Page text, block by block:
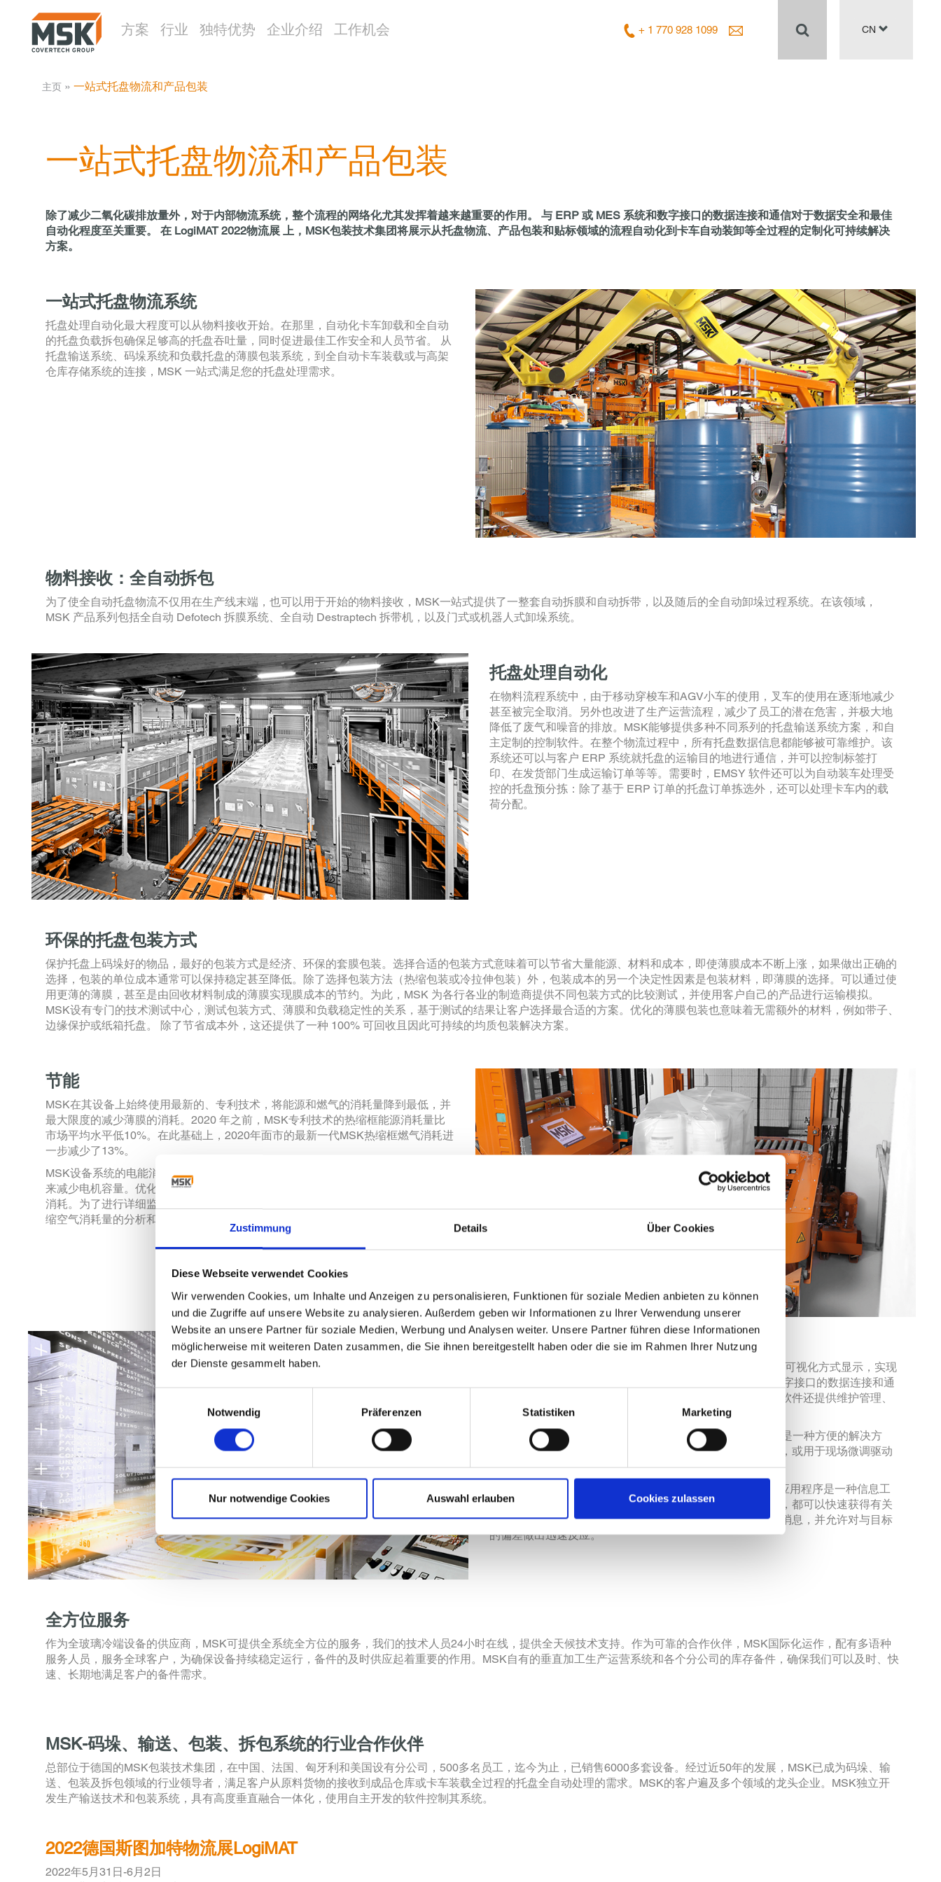
Zustimmung Details Über Cookies
Diese Webseite verwendet Cookies
Wir verwenden Cookies, um Inhalte und Anzeigen zu personalisieren, Funktionen für soziale Medien anbieten zu können
und die Zugriffe auf unsere Website zu analysieren. Außerdem geben wir Informationen zu Ihrer Verwendung unserer
Website an unsere Partner für soziale Medien, Werbung und Analysen weiter. Unsere Partner führen diese Informationen
möglicherweise mit weiteren Daten zusammen, die Sie ihnen bereitgestellt haben oder die sie im Rahmen Ihrer Nutzung
der Dienste gesammelt haben.
Einwilligungsauswahl
Notwendig
Präferenzen Statistiken Marketing
Nur notwendige Cookies Auswahl erlauben Cookies zulassen
方案 行业 独特优势 企业介绍 工作机会 + 1 770 928 1099 CN
主页­ » ­ 一站式托盘物流和产品包装
一站式托盘物流和产品包装
除了减少二氧化碳排放量外，对于内部物流系统，整个流程的网络化尤其发挥着越来越重要的作用。 与 ERP 或 MES 系统和数字接口的数据连接和通信对于数据安全和最佳
自动化程度至关重要。 在 LogiMAT 2022物流展 上，MSK包装技术集团将展示从托盘物流、产品包装和贴标领域的流程自动化到卡车自动装卸等全过程的定制化可持续解决
方案。
一站式托盘物流系统
托盘处理自动化最大程度可以从物料接收开始。在那里，自动化卡车卸载和全自动
的托盘负载拆包确保足够高的托盘吞吐量，同时促进最佳工作安全和人员节省。 从
托盘输送系统、码垛系统和负载托盘的薄膜包装系统，到全自动卡车装载或与高架
仓库存储系统的连接，MSK 一站式满足您的托盘处理需求。
物料接收：全自动拆包
为了使全自动托盘物流不仅用在生产线末端，也可以用于开始的物料接收，MSK一站式提供了一整套自动拆膜和自动拆带，以及随后的全自动卸垛过程系统。在该领域，
MSK 产品系列包括全自动 Defotech 拆膜系统、全自动 Destraptech 拆带机，以及门式或机器人式卸垛系统。
托盘处理自动化
在物料流程系统中，由于移动穿梭车和AGV小车的使用，叉车的使用在逐渐地减少
甚至被完全取消。另外也改进了生产运营流程，减少了员工的潜在危害，并极大地
降低了废气和噪音的排放。MSK能够提供多种不同系列的托盘输送系统方案，和自
主定制的控制软件。在整个物流过程中，所有托盘数据信息都能够被可靠维护。该
系统还可以与客户 ERP 系统就托盘的运输目的地进行通信，并可以控制标签打
印、在发货部门生成运输订单等等。需要时，EMSY 软件还可以为自动装车处理受
控的托盘预分拣：除了基于 ERP 订单的托盘订单拣选外，还可以处理卡车内的载
荷分配。
环保的托盘包装方式
保护托盘上码垛好的物品，最好的包装方式是经济、环保的套膜包装。选择合适的包装方式意味着可以节省大量能源、材料和成本，即使薄膜成本不断上涨，如果做出正确的
选择，包装的单位成本通常可以保持稳定甚至降低。除了选择包装方法（热缩包装或冷拉伸包装）外，包装成本的另一个决定性因素是包装材料，即薄膜的选择。可以通过使
用更薄的薄膜，甚至是由回收材料制成的薄膜实现膜成本的节约。为此，MSK 为各行各业的制造商提供不同包装方式的比较测试，并使用客户自己的产品进行运输模拟。
MSK设有专门的技术测试中心，测试包装方式、薄膜和负载稳定性的关系，基于测试的结果让客户选择最合适的方案。优化的薄膜包装也意味着无需额外的材料，例如带子、
边缘保护或纸箱托盘。 除了节省成本外，这还提供了一种 100% 可回收且因此可持续的均质包装解决方案。
节能
MSK在其设备上始终使用最新的、专利技术，将能源和燃气的消耗量降到最低，并
最大限度的减少薄膜的消耗。2020 年之前，MSK专利技术的热缩框能源消耗量比
市场平均水平低10%。在此基础上，2020年面市的最新一代MSK热缩框燃气消耗进
一步减少了13%。
MSK设备系统的电能消耗同样不断降低。比如，在有垂直运动的地方，使用配重块
来减少电机容量。优化机械设计，减轻运动部件的重量，从而最大限度的减少电力
消耗。为了进行详细监控，EMSY 软件提供关于每个托盘的薄膜、电力、燃气和压
缩空气消耗量的分析和图形统计。也可以按班次、每周或每月等进行评估。
数字化控制软件MSK EMSY
借助 EMSY 软件，内部物流系统的所有流程都以易于理解的可视化方式显示，实现
了工业 4.0 的意义上的网络化。与 ERP 或 MES 系统以及数字接口的数据连接和通
信可确保数据的安全性和最佳自动化程度。最重要的是，该软件还提供维护管理、
远程维护或在线诊断，并提供消耗和生产统计数据。
使用 EMSY move 软件和现代工业平板电脑的移动解决方案是一种方便的解决方
案，特别适用于长输送线和具有多个模块的码垛或包装系统，或用于现场微调驱动
系统。
适用于智能手机或平板电脑的用户友好型 MSK EMSY 智能应用程序是一种信息工
具，无需亲临现场即可查看系统状态信息。无论您身在何处，都可以快速获得有关
性能指标的实时信息，例如时间统计、可用性、效率和错误消息，并允许对与目标
的偏差做出迅速反应。
全方位服务
作为全玻璃冷端设备的供应商，MSK可提供全系统全方位的服务，我们的技术人员24小时在线，提供全天候技术支持。作为可靠的合作伙伴，MSK国际化运作，配有多语种
服务人员，服务全球客户，为确保设备持续稳定运行，备件的及时供应起着重要的作用。MSK自有的垂直加工生产运营系统和各个分公司的库存备件，确保我们可以及时、快
速、长期地满足客户的备件需求。
MSK-码垛、输送、包装、拆包系统的行业合作伙伴
总部位于德国的MSK包装技术集团，在中国、法国、匈牙利和美国设有分公司，500多名员工，迄今为止，已销售6000多套设备。经过近50年的发展，MSK已成为码垛、输
送、包装及拆包领域的行业领导者，满足客户从原料货物的接收到成品仓库或卡车装载全过程的托盘全自动处理的需求。MSK的客户遍及多个领域的龙头企业。MSK独立开
发生产输送技术和包装系统，具有高度垂直融合一体化，使用自主开发的软件控制其系统。
2022德国斯图加特物流展LogiMAT
2022年5月31日-6月2日